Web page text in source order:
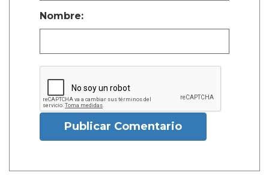
Nombre:
Publicar Comentario